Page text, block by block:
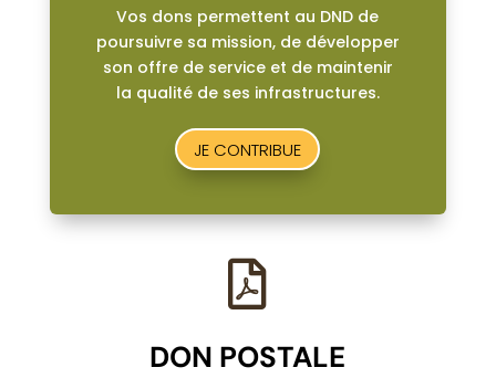
Vos dons permettent au DND de
poursuivre sa mission, de développer
son offre de service et de maintenir
la qualité de ses infrastructures.
JE CONTRIBUE

DON POSTALE